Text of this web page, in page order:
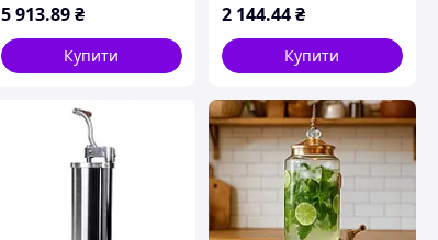
5 913.89 ₴
Купити
2 144.44₴
Купити